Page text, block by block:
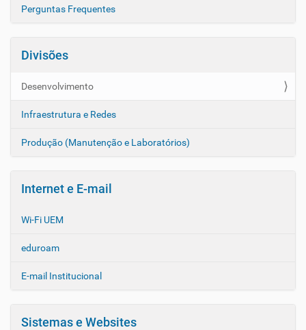
Perguntas Frequentes
Divisões
Desenvolvimento
Infraestrutura e Redes
Produção (Manutenção e Laboratórios)
Internet e E-mail
Wi-Fi UEM
eduroam
E-mail Institucional
Sistemas e Websites